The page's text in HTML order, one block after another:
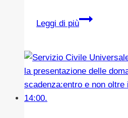
Leggi di più
AVVISO
IL
RIPRISTINO
RECINZIONI